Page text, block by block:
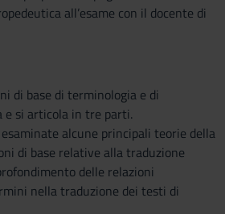
all’esame con il docente di
di base di terminologia e di
e si articola in tre parti.
alcune principali teorie della
di base relative alla traduzione
delle relazioni
nella traduzione dei testi di